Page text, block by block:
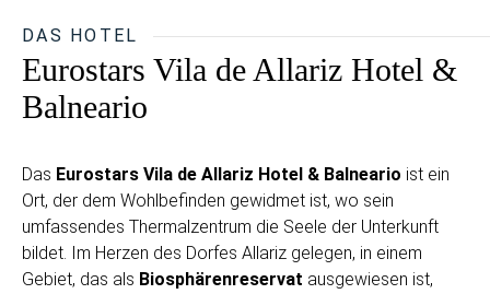
DAS HOTEL
Eurostars Vila de Allariz Hotel &
Balneario
Das Eurostars Vila de Allariz Hotel & Balneario ist ein
Ort, der dem Wohlbefinden gewidmet ist, wo sein
umfassendes Thermalzentrum die Seele der Unterkunft
bildet. Im Herzen des Dorfes Allariz gelegen, in einem
Gebiet, das als Biosphärenreservat ausgewiesen ist,